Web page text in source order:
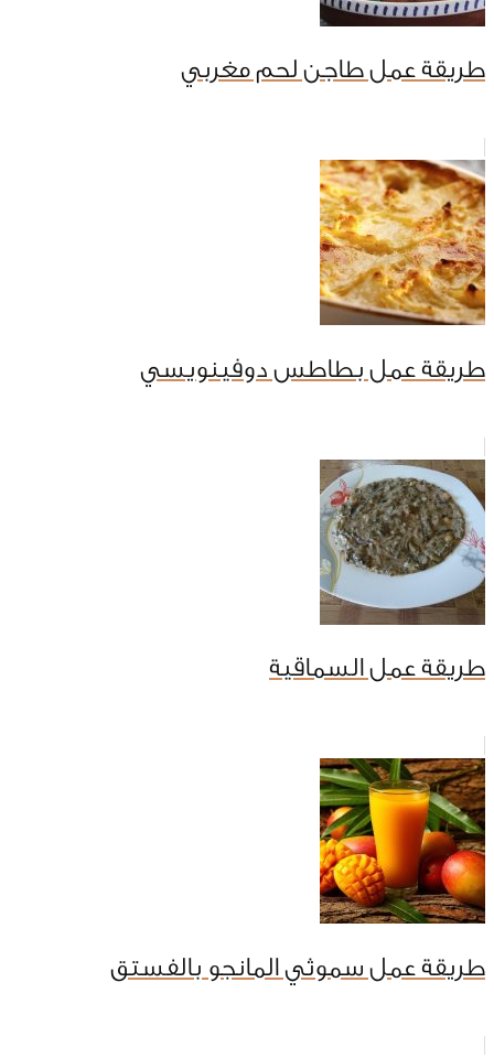
طريقة عمل طاجن لحم مغربي
طريقة عمل بطاطس دوفينويسي
طريقة عمل السماقية
طريقة عمل سموثي المانجو بالفستق